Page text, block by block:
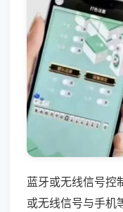
蓝牙或无线信号控
或无线信号与手机